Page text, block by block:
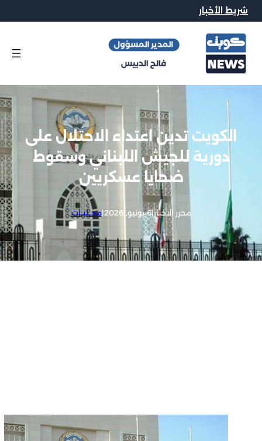
شريط الأخبار
الكويت تدين اعتداء الاحتلال على
دورية للجيش اللبناني وسقوط
ضحايا عسكريين
محرر الاخبار|6 يونيو, 2026 |محــليــات